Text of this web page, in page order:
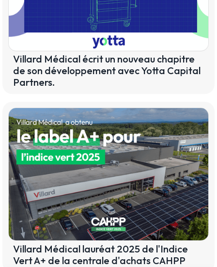
Villard Médical écrit un nouveau chapitre
de son développement avec Yotta Capital
Partners.
Villard Médical lauréat 2025 de l'Indice
Vert A+ de la centrale d'achats CAHPP